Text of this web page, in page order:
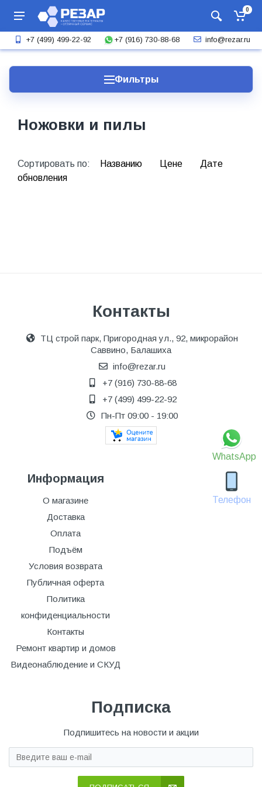
WhatsApp
Телефон
0
+7 (499) 499-22-92 +7 (916) 730-88-68 info@rezar.ru
Фильтры
Ножовки и пилы
Сортировать по: Названию Цене
Дате
обновления
Контакты
ТЦ строй парк, Пригородная ул., 92, микрорайон
Саввино, Балашиха
info@rezar.ru
+7 (916) 730-88-68
+7 (499) 499-22-92
Пн-Пт 09:00 - 19:00
Информация
О магазине
Доставка
Оплата
Подъём
Условия возврата
Публичная оферта
Политика
конфиденциальности
Контакты
Ремонт квартир и домов
Видеонаблюдение и СКУД
Подписка
Подпишитесь на новости и акции